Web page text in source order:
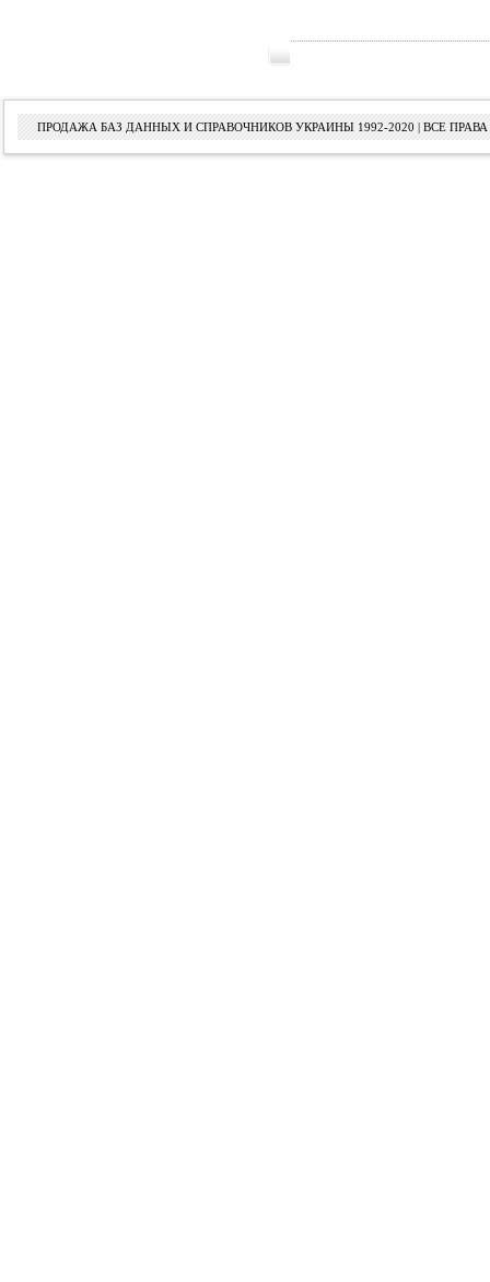
ПРОДАЖА БАЗ ДАННЫХ И СПРАВОЧНИКОВ УКРАИНЫ 1992-2020 | ВСЕ